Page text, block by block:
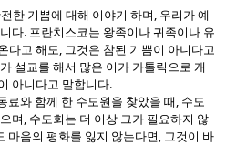
한 기쁨에 대해 이야기 하며 , 우리가 예
다. 프란치스코는 왕족이나 귀족이나 유
다고 해도 , 그것은 참된 기쁨이 아니다고
설교를 해서 많은 이가 가톨릭으로 개
아니다고 말합니다.
료와 함께 한 수도원을 찾았을 때 , 수도
며 , 수도회는 더 이상 그가 필요하지 않
마음의 평화를 잃지 않는다면 , 그것이 바